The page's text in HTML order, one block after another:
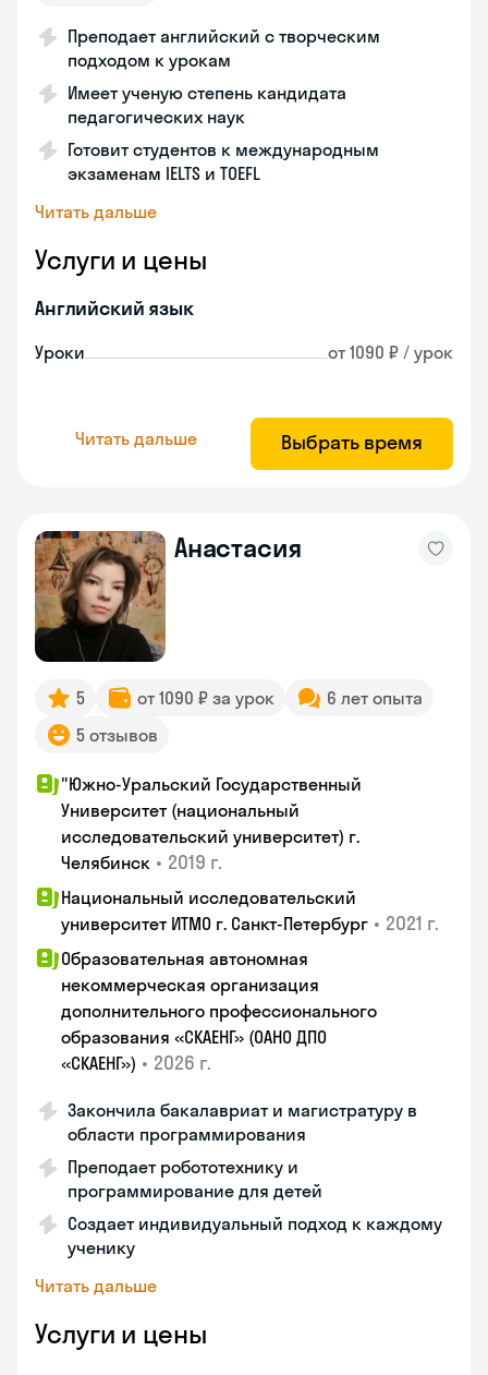
Преподает английский с творческим
подходом к урокам
Имеет ученую степень кандидата
педагогических наук
Готовит студентов к международным
экзаменам IELTS и TOEFL
Читать дальше
Услуги и цены
Английский язык
Уроки от 1090 ₽ / урок
Читать дальше Выбрать время
Анастасия
5 от 1090 ₽ за урок
6 лет опыта
5 отзывов
"Южно-Уральский Государственный
Университет (национальный
исследовательский университет) г.
Челябинск • 2019 г.
Национальный исследовательский
университет ИТМО г. Санкт-Петербург • 2021 г.
Образовательная автономная
некоммерческая организация
дополнительного профессионального
образования «СКАЕНГ» (ОАНО ДПО
«СКАЕНГ») • 2026 г.
Закончила бакалавриат и магистратуру в
области программирования
Преподает робототехнику и
программирование для детей
Создает индивидуальный подход к каждому
ученику
Читать дальше
Услуги и цены